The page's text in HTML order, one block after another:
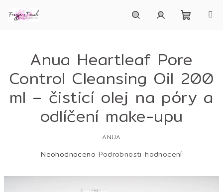
obsah
košík
Anua Heartleaf Pore
Control Cleansing Oil 200
ml – čisticí olej na póry a
odlíčení make-upu
ANUA
Průměrné
produktu
Neohodnoceno Podrobnosti hodnocení